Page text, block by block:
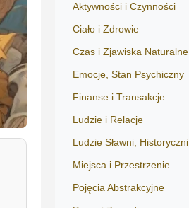
Aktywności i Czynności
Ciało i Zdrowie
Czas i Zjawiska Naturalne
Emocje, Stan Psychiczny
Finanse i Transakcje
Ludzie i Relacje
Ludzie Sławni, Historyczni
Miejsca i Przestrzenie
Pojęcia Abstrakcyjne